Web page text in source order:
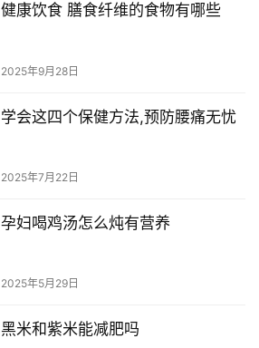
健康饮食 膳食纤维的食物有哪些
2025年9月28日
学会这四个保健方法,预防腰痛无忧
2025年7月22日
孕妇喝鸡汤怎么炖有营养
2025年5月29日
黑米和紫米能减肥吗